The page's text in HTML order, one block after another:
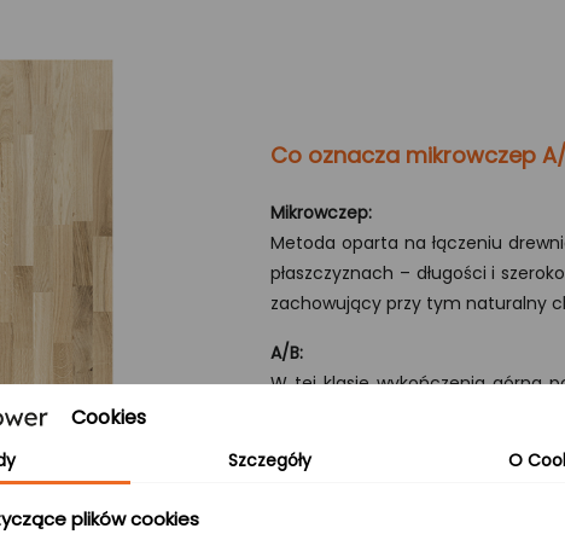
Co oznacza mikrowczep
Mikrowczep:
Metoda oparta na łączeniu
płaszczyznach – długości i
zachowujący przy tym naturalny
A/B:
W tej klasie wykończenia górna
natomiast dolna (strona B)
nadając produktowi atrakcyjny,
Cookies
Szczegóły O
plików cookies